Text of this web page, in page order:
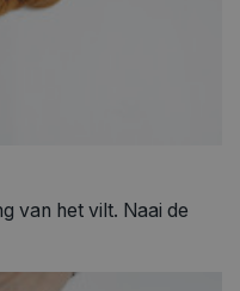
van het vilt. Naai de